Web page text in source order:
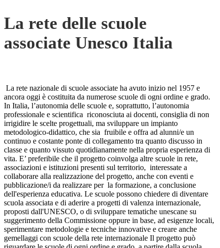
La rete delle scuole
associate Unesco Italia
La rete nazionale di scuole associate ha avuto inizio nel 1957 e
ancora oggi è costituita da numerose scuole di ogni ordine e grado.
In Italia, l’autonomia delle scuole e, soprattutto, l’autonomia
professionale e scientifica riconosciuta ai docenti, consiglia di non
irrigidire le scelte progettuali, ma sviluppare un impianto
metodologico-didattico, che sia fruibile e offra ad alunni/e un
continuo e costante ponte di collegamento tra quanto discusso in
classe e quanto vissuto quotidianamente nella propria esperienza di
vita. E’ preferibile che il progetto coinvolga altre scuole in rete,
associazioni e istituzioni presenti sul territorio, interessate a
collaborare alla realizzazione del progetto, anche con eventi e
pubblicazione/i da realizzare per la formazione, a conclusione
dell'esperienza educativa. Le scuole possono chiedere di diventare
scuola associata e di aderire a progetti di valenza internazionale,
proposti dall'UNESCO, o di sviluppare tematiche unescane su
suggerimento della Commissione oppure in base, ad esigenze locali,
sperimentare metodologie e tecniche innovative e creare anche
gemellaggi con scuole della rete internazionale Il progetto può